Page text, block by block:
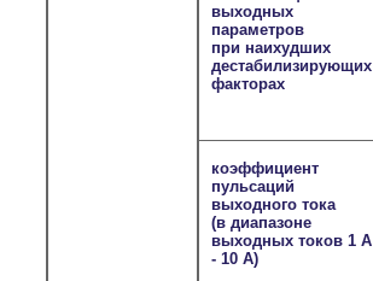
выходных
параметров
при наихудших
дестабилизирующих
факторах
коэффициент
пульсаций
выходного тока
(в диапазоне
выходных токов 1 А
- 10 А)